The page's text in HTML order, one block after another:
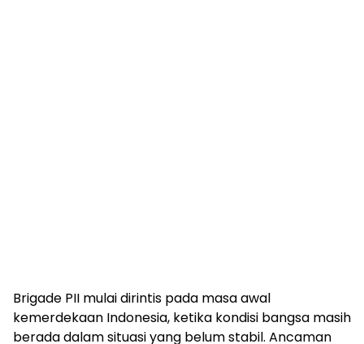
Brigade PII mulai dirintis pada masa awal
kemerdekaan Indonesia, ketika kondisi bangsa masih
berada dalam situasi yang belum stabil. Ancaman